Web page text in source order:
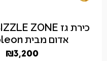
אדום מבית Napoleon
₪3,200